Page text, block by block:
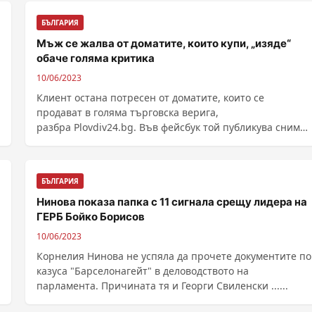
БЪЛГАРИЯ
Мъж се жалва от доматите, които купи, „изяде“
обаче голяма критика
10/06/2023
Клиент остана потресен от доматите, които се
продават в голяма търговска верига,
разбра Plovdiv24.bg. Във фейсбук той публикува снимки
БЪЛГАРИЯ
Нинова показа папка с 11 сигнала срещу лидера на
ГЕРБ Бойко Борисов
10/06/2023
Корнелия Нинова не успяла да прочете документите по
казуса "Барселонагейт" в деловодството на
парламента. Причината тя и Георги Свиленски ......